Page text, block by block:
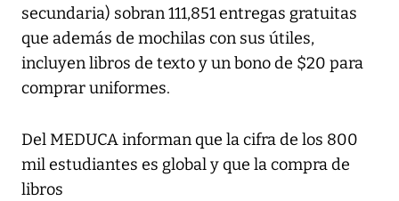
secundaria) sobran 111,851 entregas gratuitas
que además de mochilas con sus útiles,
incluyen libros de texto y un bono de $20 para
comprar uniformes.
Del MEDUCA informan que la cifra de los 800
mil estudiantes es global y que la compra de
libros